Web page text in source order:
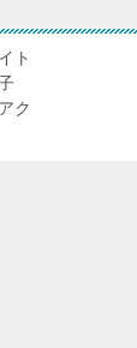
ト
ク